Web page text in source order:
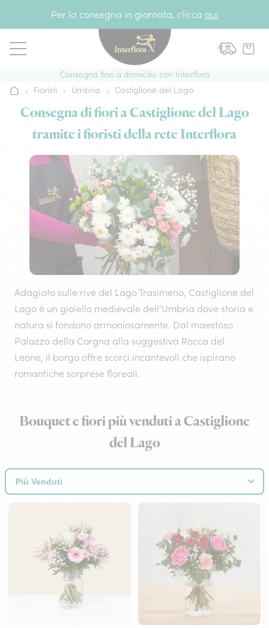
Per la consegna in giornata, clicca qui
Consegna fiori a domicilio con Interflora
Home› Fioristi › Umbria › Castiglione del Lago
Consegna di fiori a Castiglione del Lago
tramite i fioristi della rete Interflora
Adagiato sulle rive del Lago Trasimeno, Castiglione del
Lago è un gioiello medievale dell’Umbria dove storia e
natura si fondono armoniosamente. Dal maestoso
Palazzo della Corgna alla suggestiva Rocca del
Leone, il borgo offre scorci incantevoli che ispirano
romantiche sorprese floreali.
Bouquet e fiori più venduti a Castiglione
del Lago